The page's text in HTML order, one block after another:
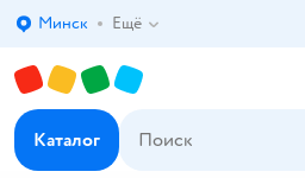
Выбор адреса доставки.
Минск Ещё
Каталог